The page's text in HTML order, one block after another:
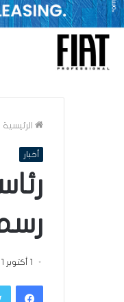
الرئيسية
أخبار
1 أكتوبر 2021